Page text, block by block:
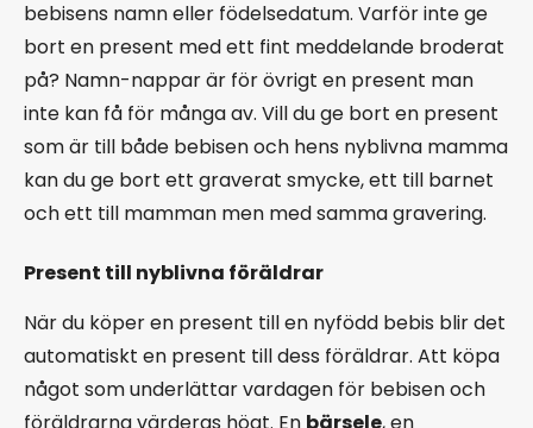
bebisens namn eller födelsedatum. Varför inte ge
bort en present med ett fint meddelande broderat
på? Namn-nappar är för övrigt en present man
inte kan få för många av. Vill du ge bort en present
som är till både bebisen och hens nyblivna mamma
kan du ge bort ett graverat smycke, ett till barnet
och ett till mamman men med samma gravering.
Present till nyblivna föräldrar
När du köper en present till en nyfödd bebis blir det
automatiskt en present till dess föräldrar. Att köpa
något som underlättar vardagen för bebisen och